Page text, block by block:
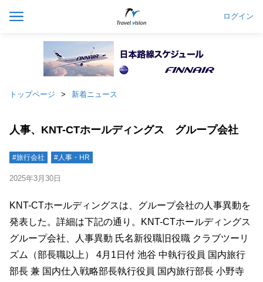
ログイン
トップページ 新着ニュース
人事、KNT-CTホールディングス グループ会社
#旅行会社 #人事・HR
2025年3月30日
KNT-CTホールディングスは、グループ会社の人事異動を
発表した。詳細は下記の通り。KNT-CTホールディングス
グループ会社、人事異動 氏名新役職旧役職 クラブツーリ
ズム（部長職以上） 4月1日付 池谷 中執行役員 国内旅行
部長 兼 国内仕入戦略部長執行役員 国内旅行部長 小野寺